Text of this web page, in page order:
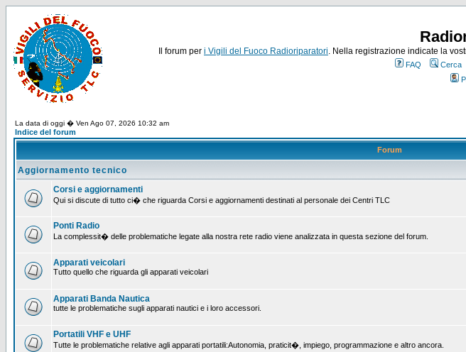
Il forum per i Vigili del Fuoco Radioriparatori. Nella registrazione indicate la
FAQ Cerca
La data di oggi � Ven Ago 07, 2026 10:32 am
Indice del forum
Forum
Aggiornamento tecnico
Corsi e aggiornamenti
Qui si discute di tutto ci� che riguarda Corsi e aggiornamenti destinati al personale dei Centri TLC
Ponti Radio
La complessit� delle problematiche legate alla nostra rete radio viene analizzata in questa sezione del forum.
Apparati veicolari
Tutto quello che riguarda gli apparati veicolari
Apparati Banda Nautica
tutte le problematiche sugli apparati nautici e i loro accessori.
Portatili VHF e UHF
Tutte le problematiche relative agli apparati portatili:Autonomia, praticit�, impiego, programmazione e altro ancora.